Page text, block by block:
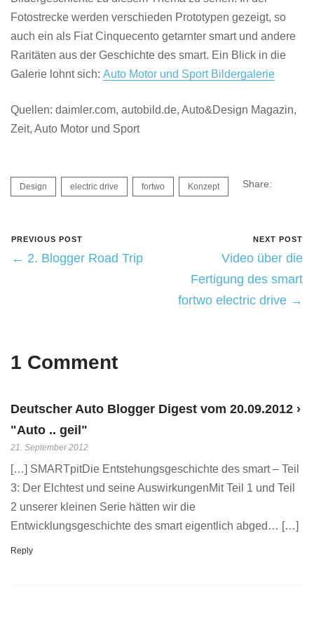
Fotostrecke werden verschieden Prototypen gezeigt, so
auch ein als Fiat Cinquecento getarnter smart und andere
Raritäten aus der Geschichte des smart. Ein Blick in die
Galerie lohnt sich: Auto Motor und Sport Bildergalerie
Quellen: daimler.com, autobild.de, Auto&Design Magazin,
Zeit, Auto Motor und Sport
Design electric drive fortwo Konzept Share:
PREVIOUS POST
← 2. Blogger Road Trip
NEXT POST
Video über die
Fertigung des smart
fortwo electric drive →
1 Comment
Deutscher Auto Blogger Digest vom 20.09.2012 ›
"Auto .. geil"
21. September 2012
[…] SMARTpitDie Entstehungsgeschichte des smart – Teil
3: Der Elchtest und seine AuswirkungenMit Teil 1 und Teil
2 unserer kleinen Serie hätten wir die
Entwicklungsgeschichte des smart eigentlich abged… […]
Reply